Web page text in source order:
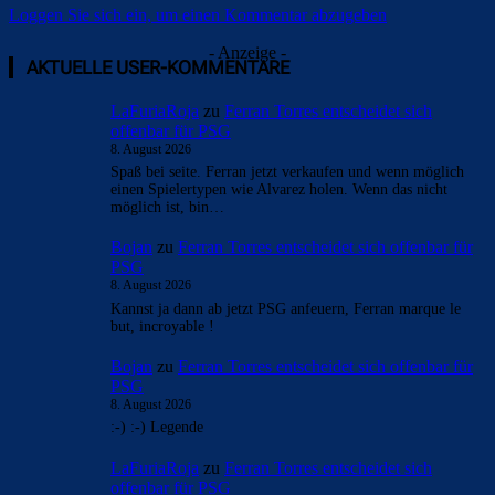
Loggen Sie sich ein, um einen Kommentar abzugeben
- Anzeige -
AKTUELLE USER-KOMMENTARE